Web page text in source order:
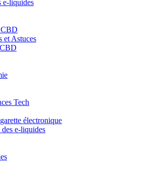
e-liquides
et Astuces
Tech
électronique
des e-liquides